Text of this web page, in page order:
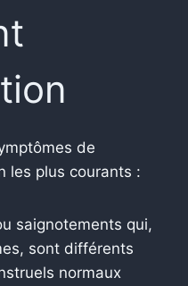
de
les plus courants :
saignotements qui,
sont différents
normaux